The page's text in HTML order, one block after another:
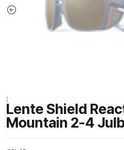
Lente Shield
Mountain 2-4